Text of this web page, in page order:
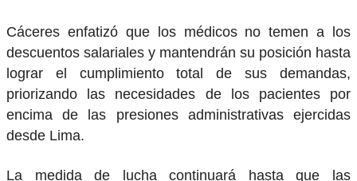
Cáceres enfatizó que los médicos no temen a los
descuentos salariales y mantendrán su posición hasta
lograr el cumplimiento total de sus demandas,
priorizando las necesidades de los pacientes por
encima de las presiones administrativas ejercidas
desde Lima.
La medida de lucha continuará hasta que las